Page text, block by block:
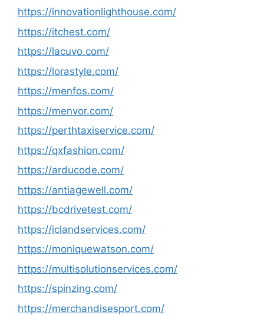
https://innovationlighthouse.com/
https://itchest.com/
https://lacuvo.com/
https://lorastyle.com/
https://menfos.com/
https://menvor.com/
https://perthtaxiservice.com/
https://qxfashion.com/
https://arducode.com/
https://antiagewell.com/
https://bcdrivetest.com/
https://iclandservices.com/
https://moniquewatson.com/
https://multisolutionservices.com/
https://spinzing.com/
https://merchandisesport.com/